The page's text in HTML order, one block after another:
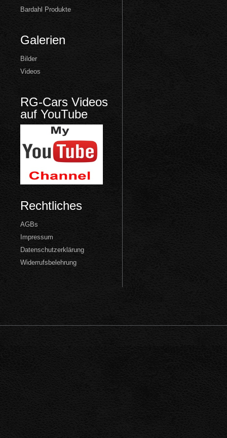
Bardahl Produkte
Galerien
Bilder
Videos
RG-Cars Videos
auf YouTube
Rechtliches
AGBs
Impressum
Datenschutzerklärung
Widerrufsbelehrung